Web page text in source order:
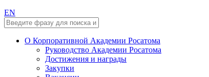
EN
О Корпоративной Академии Росатома
Руководство Академии Росатома
Достижения и награды
Закупки